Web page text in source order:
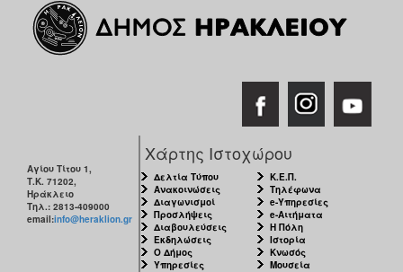
Αγίου Τίτου 1,
Τ.Κ. 71202,
Ηράκλειο
Τηλ.: 2813-409000
email:info@heraklion.gr
Χάρτης Ιστοχώρου
Δελτία Τύπου
Ανακοινώσεις
Διαγωνισμοί
Προσλήψεις
Διαβουλεύσεις
Εκδηλώσεις
Ο Δήμος
Υπηρεσίες
Κ.Ε.Π.
Τηλέφωνα
e-Υπηρεσίες
e-Αιτήματα
Η Πόλη
Ιστορία
Κνωσός
Μουσεία